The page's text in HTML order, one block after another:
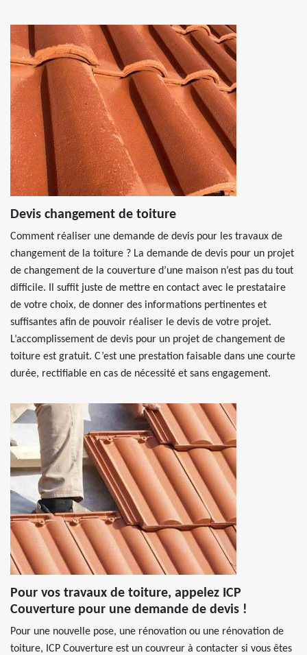
Devis changement de toiture
Comment réaliser une demande de devis pour les travaux de
changement de la toiture ? La demande de devis pour un projet
de changement de la couverture d’une maison n’est pas du tout
difficile. Il suffit juste de mettre en contact avec le prestataire
de votre choix, de donner des informations pertinentes et
suffisantes afin de pouvoir réaliser le devis de votre projet.
L’accomplissement de devis pour un projet de changement de
toiture est gratuit. C’est une prestation faisable dans une courte
durée, rectifiable en cas de nécessité et sans engagement.
Pour vos travaux de toiture, appelez ICP
Couverture pour une demande de devis !
Pour une nouvelle pose, une rénovation ou une rénovation de
toiture, ICP Couverture est un couvreur à contacter si vous êtes